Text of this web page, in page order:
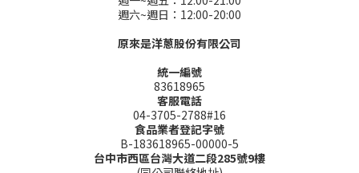
週六~週日：12:00-20:00
原來是洋蔥股份有限公司
統一編號
83618965
客服電話
04-3705-2788#16
食品業者登記字號
B-183618965-00000-5
台中市西區台灣大道二段285號9樓